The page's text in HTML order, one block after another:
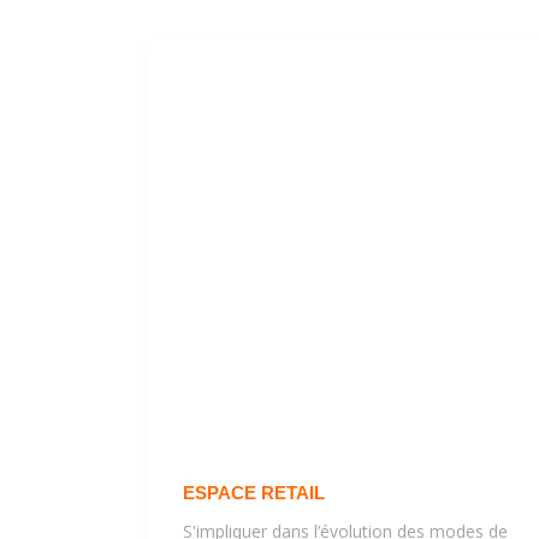
ESPACE RETAIL
S'impliquer dans l’évolution des modes de